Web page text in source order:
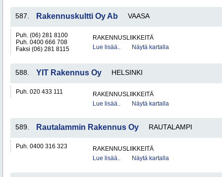
587. Rakennuskultti Oy Ab VAASA
Puh. (06) 281 8100
Puh. 0400 666 708
Faksi (06) 281 8115
RAKENNUSLIIKKEITÄ
Lue lisää..
Näytä kartalla
588. YIT Rakennus Oy HELSINKI
Puh. 020 433 111
RAKENNUSLIIKKEITÄ
Lue lisää..
Näytä kartalla
589. Rautalammin Rakennus Oy RAUTALAMPI
Puh. 0400 316 323
RAKENNUSLIIKKEITÄ
Lue lisää..
Näytä kartalla